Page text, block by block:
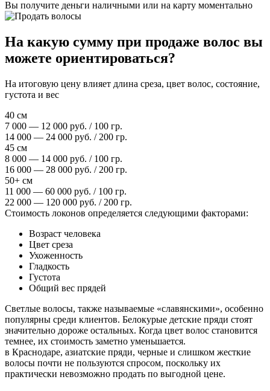
Вы получите деньги наличными или на карту моментально
На какую сумму при продаже волос вы
можете ориентироваться?
На итоговую цену влияет длина среза, цвет волос, состояние,
густота и вес
40 см
7 000 — 12 000 руб. / 100 гр.
14 000 — 24 000 руб. / 200 гр.
45 см
8 000 — 14 000 руб. / 100 гр.
16 000 — 28 000 руб. / 200 гр.
50+ см
11 000 — 60 000 руб. / 100 гр.
22 000 — 120 000 руб. / 200 гр.
Стоимость локонов определяется следующими факторами:
Возраст человека
Цвет среза
Ухоженность
Гладкость
Густота
Общий вес прядей
Светлые волосы, также называемые «славянскими», особенно
популярны среди клиентов. Белокурые детские пряди стоят
значительно дороже остальных. Когда цвет волос становится
темнее, их стоимость заметно уменьшается.
в Краснодаре, азиатские пряди, черные и слишком жесткие
волосы почти не пользуются спросом, поскольку их
практически невозможно продать по выгодной цене.